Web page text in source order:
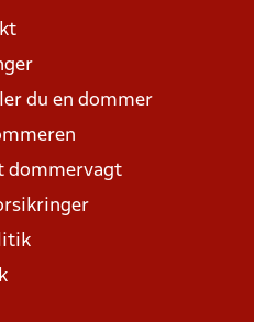
du en dommer
dommervagt